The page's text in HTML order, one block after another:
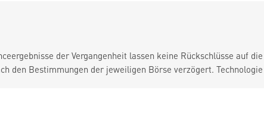
der Vergangenheit lassen keine Rückschlüsse auf
den Bestimmungen der jeweiligen Börse verzögert.